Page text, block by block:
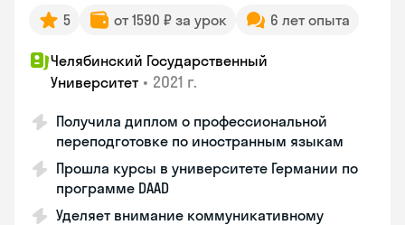
5 от 1590 ₽ за урок 6 лет опыта
Челябинский Государственный
Университет • 2021 г.
Получила диплом о профессиональной
переподготовке по иностранным языкам
Прошла курсы в университете Германии по
программе DAAD
Уделяет внимание коммуникативному